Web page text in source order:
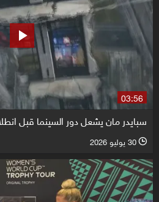
03:56
سبايدر مان يشعل دور السينما قبل
l 30 يوليو 2026